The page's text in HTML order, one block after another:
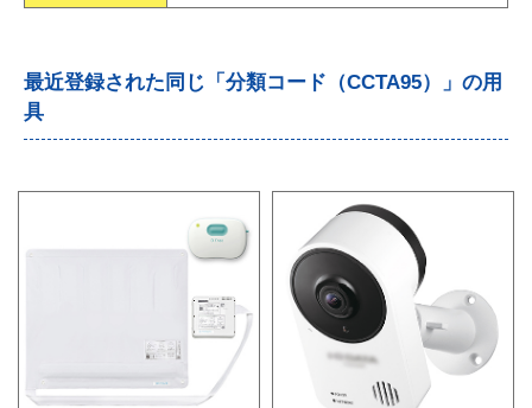
最近登録された同じ「分類コード（CCTA95）」の用
具